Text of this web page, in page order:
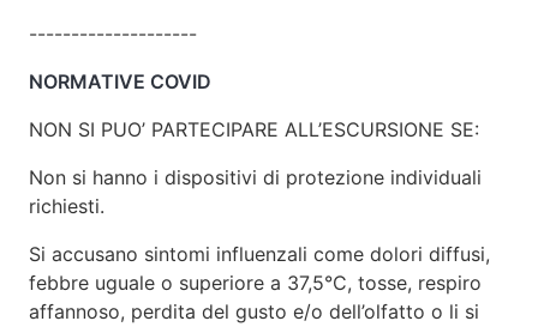
--------------------
NORMATIVE COVID
NON SI PUO’ PARTECIPARE ALL’ESCURSIONE SE:
Non si hanno i dispositivi di protezione individuali
richiesti.
Si accusano sintomi influenzali come dolori diffusi,
febbre uguale o superiore a 37,5°C, tosse, respiro
affannoso, perdita del gusto e/o dell’olfatto o li si